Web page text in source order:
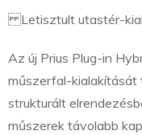
Letisztult utastér-
Az új Prius Plug-in
műszerfal-kialakítását
strukturált
műszerek távolabb